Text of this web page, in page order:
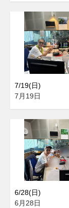
7/19(日)
7月19日
6/28(日)
6月28日